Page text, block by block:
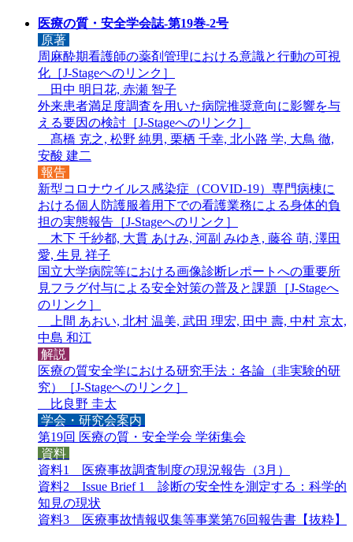
医療の質・安全学会誌-第19巻-2号
原著
周麻酔期看護師の薬剤管理における意識と行動の可視
化［J-Stageへのリンク ］
田中 明日花, 赤瀬 智子
外来患者満足度調査を用いた病院推奨意向に影響を与
える要因の検討［J-Stageへのリンク ］
髙橋 克之, 松野 純男, 栗栖 千幸, 北小路 学, 大鳥 徹,
安酸 建二
報告
新型コロナウイルス感染症（COVID-19）専門病棟に
おける個人防護服着用下での看護業務による身体的負
担の実態報告［J-Stageへのリンク ］
木下 千紗都, 大貫 あけみ, 河副 みゆき, 藤谷 萌, 澤田
愛, 生見 祥子
国立大学病院等における画像診断レポートへの重要所
見フラグ付与による安全対策の普及と課題［J-Stageへ
のリンク ］
上間 あおい, 北村 温美, 武田 理宏, 田中 壽, 中村 京太,
中島 和江
解説
医療の質安全学における研究手法：各論（非実験的研
究）［J-Stageへのリンク ］
比良野 圭太
学会・研究会案内
第19回 医療の質・安全学会 学術集会
資料
資料1 医療事故調査制度の現況報告（3月）
資料2 Issue Brief 1 診断の安全性を測定する：科学的
知見の現状
資料3 医療事故情報収集等事業第76回報告書【抜粋】